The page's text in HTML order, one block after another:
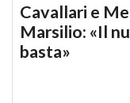
Cavallari e
Marsilio: «Il
basta»